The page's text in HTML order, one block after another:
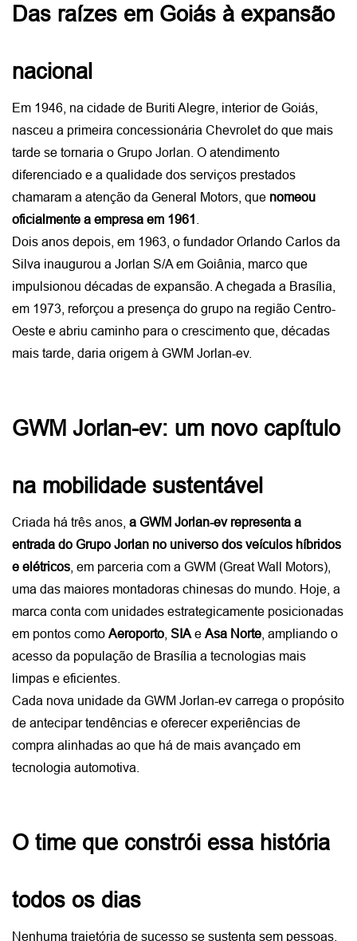
Das raízes em Goiás à expansão
nacional
Em 1946, na cidade de Buriti Alegre, interior de Goiás,
nasceu a primeira concessionária Chevrolet do que mais
tarde se tornaria o Grupo Jorlan. O atendimento
diferenciado e a qualidade dos serviços prestados
chamaram a atenção da General Motors, que nomeou
oficialmente a empresa em 1961
Dois anos depois, em 1963, o fundador Orlando Carlos da
Silva inaugurou a Jorlan S/A em Goiânia, marco que
impulsionou décadas de expansão. A chegada a Brasília,
em 1973, reforçou a presença do grupo na região Centro-
Oeste e abriu caminho para o crescimento que, décadas
mais tarde, daria origem à GWM Jorlan-ev.
GWM Jorlan-ev: um novo capítulo
na mobilidade sustentável
Criada há três anos, a GWM Jorlan-ev representa a
entrada do Grupo Jorlan no universo dos veículos híbridos
e elétricos , em parceria com a GWM (Great Wall Motors),
uma das maiores montadoras chinesas do mundo. Hoje, a
marca conta com unidades estrategicamente posicionadas
em pontos como Aeroporto SIA e Asa Norte , ampliando o
acesso da população de Brasília a tecnologias mais
limpas e eficientes.
Cada nova unidade da GWM Jorlan-ev carrega o propósito
de antecipar tendências e oferecer experiências de
compra alinhadas ao que há de mais avançado em
tecnologia automotiva.
O time que constrói essa história
todos os dias